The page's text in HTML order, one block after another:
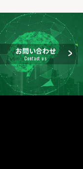
お問い合わせ
Contact us